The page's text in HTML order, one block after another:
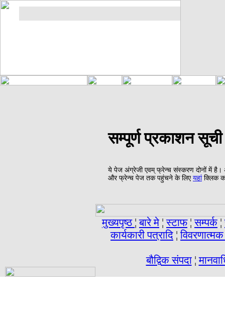
सम्पूर्ण प्रकाशन सूची
ये पेज अंग्रेजी एवम् फ्रेन्च संस्करण दोनों में
और फ्रेन्च पेज तक पहुंचने के लिए यहांक्लिक
मुख्यपृष्ठ ¦बारे मे ¦स्टाफ¦सम्पर्क ¦
कार्यकारी पत्रादि ¦विवरणात्मक
बौद्विक संपदा¦